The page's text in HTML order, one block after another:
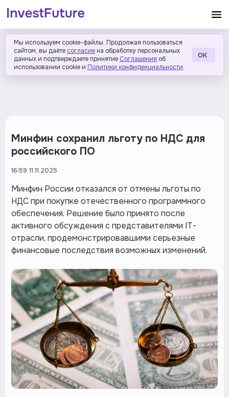
Мы используем cookie-файлы. Продолжая пользоваться
сайтом, вы даёте согласие на обработку персональных
данных и подтверждаете принятие Соглашения об
использовании cookie и Политики конфиденциальности.
ОК
Минфин сохранил льготу по НДС для
российского ПО
16:59 11.11.2025
Минфин России отказался от отмены льготы по
НДС при покупке отечественного программного
обеспечения. Решение было принято после
активного обсуждения с представителями IT-
отрасли, продемонстрировавшими серьезные
финансовые последствия возможных изменений.